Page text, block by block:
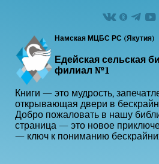
Намская МЦБС РС (Якутия)
Едейская сельская
филиал №1
Книги — это мудрость,
открывающая двери в
Добро пожаловать в нашу
страница — это новое
— ключ к пониманию